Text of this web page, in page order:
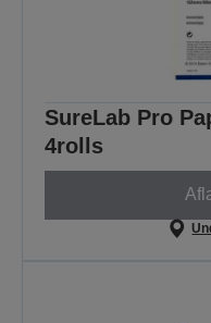
SureLab Pro
4rolls